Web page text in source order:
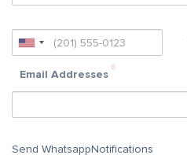
Email Addresses
Send WhatsappNotifications